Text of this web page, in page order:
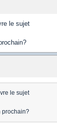
le sujet
le sujet
prochain?